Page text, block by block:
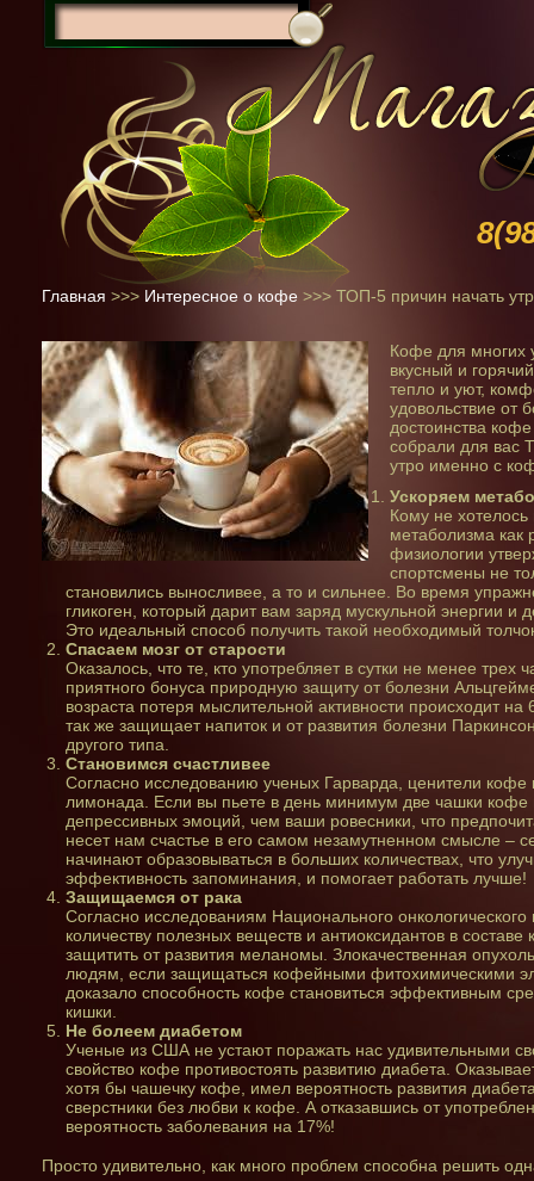
Главная >>> Интересное о кофе >>> ТОП-5 причин начать
Кофе для многих
вкусный и
тепло и уют,
удовольствие от
достоинства
собрали для вас
утро именно с
Ускоряем
Кому не хотелось
метаболизма как
физиологии
спортсмены не
становились выносливее, а то и сильнее. Во время
гликоген, который дарит вам заряд мускульной энергии
Это идеальный способ получить такой необходимый
Спасаем мозг от старости
Оказалось, что те, кто употребляет в сутки не менее трех
приятного бонуса природную защиту от болезни
возраста потеря мыслительной активности происходит
так же защищает напиток и от развития болезни
другого типа.
Становимся счастливее
Согласно исследованию ученых Гарварда, ценители
лимонада. Если вы пьете в день минимум две чашки кофе
депрессивных эмоций, чем ваши ровесники, что
несет нам счастье в его самом незамутненном смысле –
начинают образовываться в больших количествах, что
эффективность запоминания, и помогает работать лучше!
Защищаемся от рака
Согласно исследованиям Национального
количеству полезных веществ и антиоксидантов в
защитить от развития меланомы. Злокачественная
людям, если защищаться кофейными фитохимическими
доказало способность кофе становиться эффективным
кишки.
Не болеем диабетом
Ученые из США не устают поражать нас удивительными
свойство кофе противостоять развитию диабета.
хотя бы чашечку кофе, имел вероятность развития
сверстники без любви к кофе. А отказавшись от
вероятность заболевания на 17%!
Просто удивительно, как много проблем способна решить